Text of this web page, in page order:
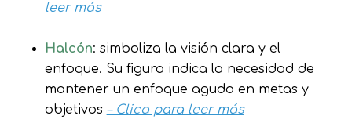
leer más
Halcón: simboliza la visión clara y el
enfoque. Su figura indica la necesidad de
mantener un enfoque agudo en metas y
objetivos – Clica para leer más